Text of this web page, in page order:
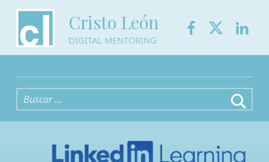
Cristo León
DIGITAL MENTORING
Buscar: